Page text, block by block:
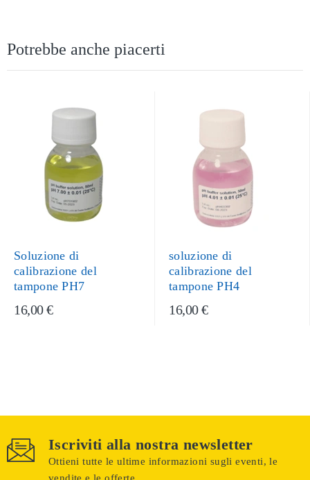
Potrebbe anche piacerti
Soluzione di
calibrazione del
tampone PH7
16,00 €
soluzione di
calibrazione del
tampone PH4
16,00 €
Iscriviti alla nostra newsletter
Ottieni tutte le ultime informazioni sugli eventi, le